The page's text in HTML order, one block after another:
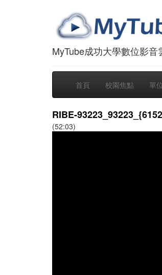
MyTube成功大學數位影音
首頁 校園焦點 單
RIBE-
(52:03)